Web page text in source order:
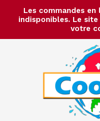
Les commandes
indisponibles. Le
votre